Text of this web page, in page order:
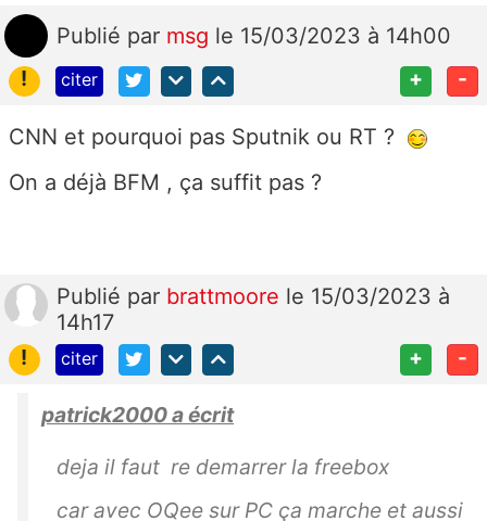
Publié par msg le 15/03/2023 à 14h00
!
citer + -
CNN et pourquoi pas Sputnik ou RT ?
On a déjà BFM , ça suffit pas ?
Publié par brattmoore le 15/03/2023 à
14h17
!
citer + -
patrick2000 a écrit
deja il faut re demarrer la freebox
car avec OQee sur PC ça marche et aussi